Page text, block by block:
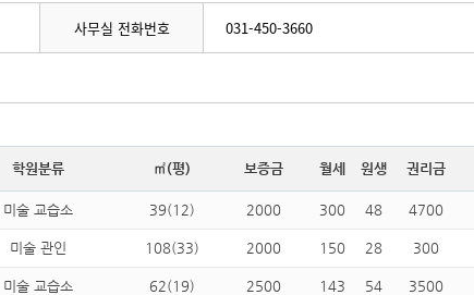
사무실 전화번호 031-450-3660
학원분류 ㎡(평) 보증금 월세 원생 권리금
미술 교습소 39(12) 2000 300 48 4700
미술 관인 108(33) 2000 150 28 300
미술 교습소 62(19) 2500 143 54 3500